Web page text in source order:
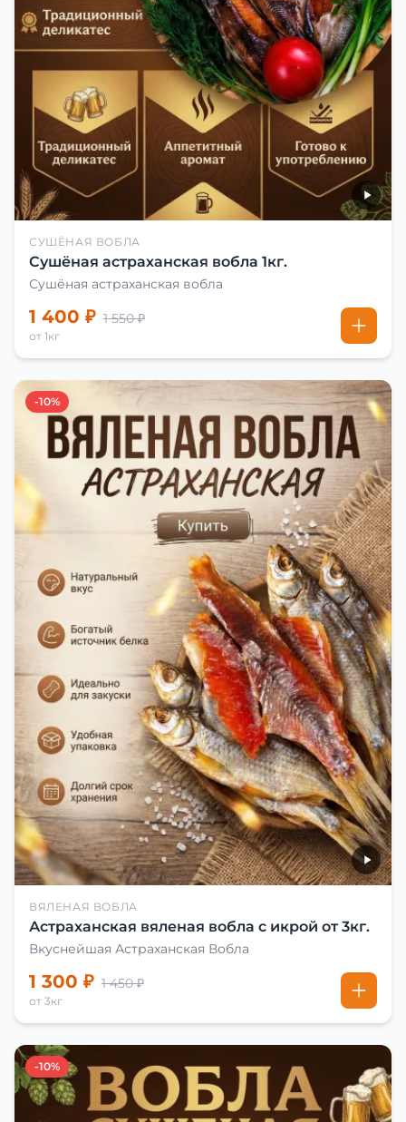
СУШЁНАЯ ВОБЛА
Сушёная астраханская вобла 1кг.
Сушёная астраханская вобла
1 400 ₽ 1 550 ₽
от 1кг
-10%
ВЯЛЕНАЯ ВОБЛА
Астраханская вяленая вобла с икрой от 3кг.
Вкуснейшая Астраханская Вобла
1 300 ₽ 1 450 ₽
от 3кг
-10%